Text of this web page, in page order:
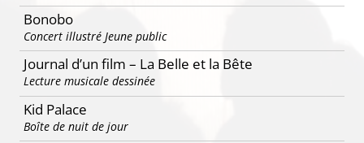
Bonobo
Concert illustré Jeune public
Journal d’un film – La Belle et la Bête
Lecture musicale dessinée
Kid Palace
Boîte de nuit de jour